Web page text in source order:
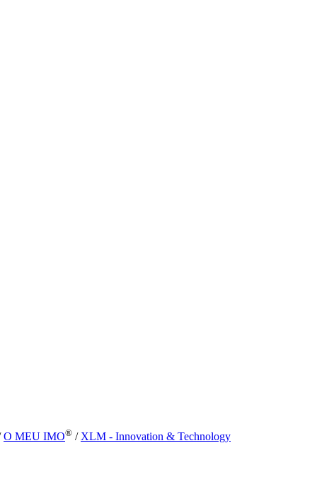
O MEU IMO® / XLM - Innovation & Technology